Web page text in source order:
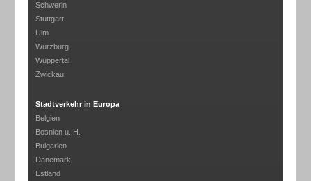
Schwerin
Stuttgart
Ulm
Würzburg
Wuppertal
Zwickau
Stadtverkehr in Europa
Belgien
Bosnien u. H.
Bulgarien
Dänemark
Estland